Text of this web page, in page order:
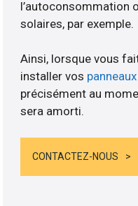
l’autoconsommation
solaires, par exemple.
Ainsi, lorsque vous
installer vos
précisément au
sera amorti.
CONTACTEZ-NOUS